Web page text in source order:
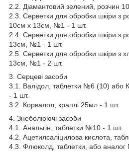
2.2. Діамантовий зелений, розчин
2.3. Серветки для обробки шкіри з
10см х 13см, №1 - 1 шт.
2.4. Серветки для обробки шкіри з
13см, №1 - 1 шт.
2.5. Серветки для обробки шкіри з
13см, №1 - 2 шт.
3. Серцеві засоби
3.1. Валідол, таблетки №6 (10) або
- 1 шт.
3.2. Корвалол, краплі 25мл - 1 шт.
4. Знеболюючі засоби
4.1. Анальгін, таблетки №10 - 1 шт.
4.2. Ацетилсаліцилова кислота,
4.3. Флюколд, таблетки, або